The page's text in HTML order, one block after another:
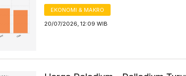
EKONOMI & MAKRO
20/07/2026, 12:09 WIB